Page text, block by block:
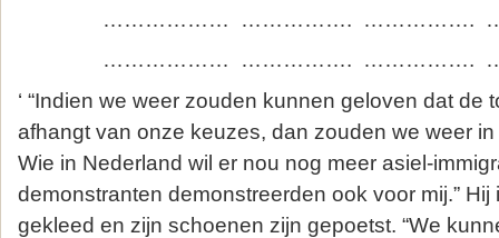
……………… ……………. …………….
……………… ……………. …………….
‘ “Indien we weer zouden kunnen geloven dat de
afhangt van onze keuzes, dan zouden we weer
Wie in Nederland wil er nou nog meer asiel-
demonstranten demonstreerden ook voor mij.” Hij
gekleed en zijn schoenen zijn gepoetst. “We